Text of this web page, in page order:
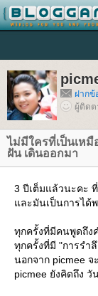
ฝากข้
ผู้ติดต
ไม่มีใครที่เป็นเหมื
ฝัน เดินออกมา
3 ปีเต็มแล้วนะคะ ที่
ละมันเป็นการได้พ
ทุกครั้งที่มีคนพูดถึง
ทุกครั้งที่มี "การรำ
นอกจาก picmee
picmee ยังคิดถึง